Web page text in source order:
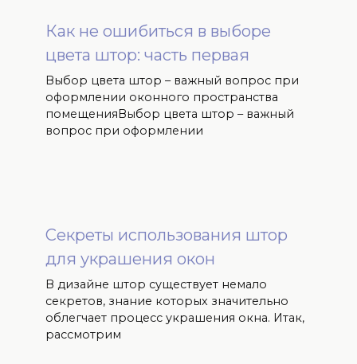
Как не ошибиться в выборе
цвета штор: часть первая
Выбор цвета штор – важный вопрос при
оформлении оконного пространства
помещенияВыбор цвета штор – важный
вопрос при оформлении
Секреты использования штор
для украшения окон
В дизайне штор существует немало
секретов, знание которых значительно
облегчает процесс украшения окна. Итак,
рассмотрим